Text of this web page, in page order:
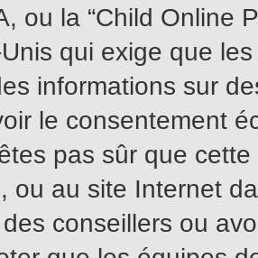
ou la “Child Online
qui exige que
informations sur
le consentement
pas sûr que
ou au site Internet
conseillers ou